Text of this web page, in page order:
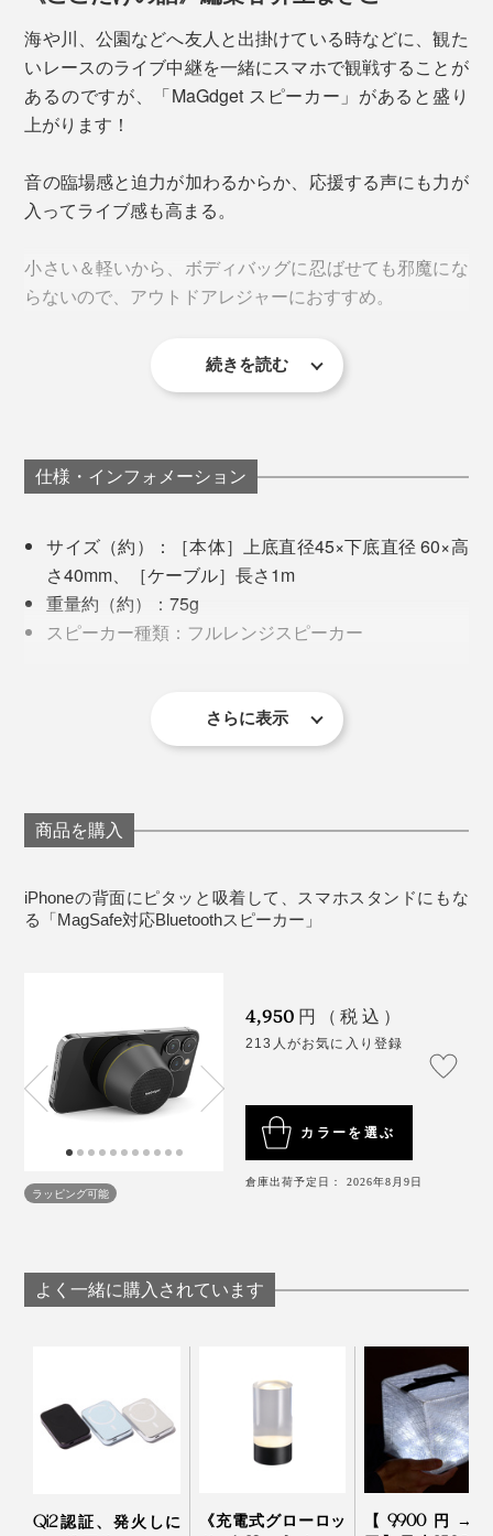
集いの場や、その空間をBGMで盛り上げたい時に。出
張や旅先のホテルで音楽を流したい、動画を観たい時
に。
ち運べます。
おすすめの使い方は、2台を同時に接続する「ステレオ
TWS（True Wireless Stereo）機能の搭載で、1台の端末
音が左右に振り分けられ、音に立体感が生まれ包まれて
配線も必要ないので、磁力のある場所であれば高い位置
お持ちのスマートフォンに「MagSafe」機能が搭載され
付属の「サポートプレート」を貼り付ければ、MagSafe
非対応の機器（iPhone8以降や各種スマートフォン）で
も使用可能です。
［Bluetoothのバージョンごとのアップデート内容］
・Ver 5.0／Ver.4.0に比べて、データ転送速度が約2倍、
通信範囲が約4倍に向上
・Ver 5.2／LE Audio規格を追加
・Ver 5.3／消費電力の節減
ライン会議のスピーカーとしても活躍。
接続中に着信があっても、電話の応答と通話の終了は電
（※）iPhoneでの通話応答とLINEの通話応答は実証済み。接続しているス
操作ボタンはひとつだけという、至極シンプルな仕様で
・電源ON・OFF／長押し3秒
・再生・一時停止／ワンクリック
・着信応答・終了／ワンクリック
海や川、公園などへ友人と出掛けている時などに、観た
いレースのライブ中継を一緒にスマホで観戦することが
あるのですが、「MaGdget スピーカー」があると盛り
上がります！
音の臨場感と迫力が加わるからか、応援する声にも力が
入ってライブ感も高まる。
小さい＆軽いから、ボディバッグに忍ばせても邪魔にな
らないので、アウトドアレジャーにおすすめ。
ホテルに宿泊する際、スマホで動画視聴する時にもめち
スマホから離してスピーカーとして楽しむなら、断然2
台同時に接続する「ステレオ再生」が心地いいです。
在宅ワーク中に使っているデスクの脚が平たいスチール
製なので、左右の脚にそれぞれくっつけてBGMやラジ
オを流せば……デスクがスピーカー化しちゃう！
特にラジオは、側で話されているような感覚になるので
とても快適です。
続きを読む
仕様・インフォメーション
サイズ（約）：［本体］上底直径45×下底直径 60×高
さ40mm、［ケーブル］長さ1m
重量約（約）：75g
スピーカー種類：フルレンジスピーカー
バッテリー容量：400mAh
入力ポート：USB Type-C
最大出力：5W
定格電圧電流：DC5V/500mA
動作温度：0~30°C
対応プロファイル：A2DC、AVRCP、HFP
再生周波数帯域=100Hz-18kHz
使用周波数帯=2.402~2.480GHz
スピーカーユニット=40mm
インピーダンス=4Ω
SN 比=>85dB
ディストーションひずみ率：<0.5%
保護機能=過充電保護、過放電保護、過電圧保護、過
流：DC9V/2.2A、出力:20W、出カポート：USB
素材：［スピーカー本体］ABS、ネオジム磁石、シ
リコーンゴム、アルミ、鉄、［サポートプレート］
鉄、両面テープ、［スタンドプレート］PU レザー、
鉄、3M 強力粘着シール
Q：Bluetooth 接続以外で音楽を再生できますか？
A：本製品は、スマートフォンやタブレット、パソコン
さらに表示
商品を購入
iPhoneの背面にピタッと吸着して、スマホスタンドにもな
る「MagSafe対応Bluetoothスピーカー」
ラッピング可能
4,950 円（税込）
213人がお気に入り登録
カラーを選ぶ
倉庫出荷予定日： 2026年8月9日
よく一緒に購入されています
Qi2認証、発火しに
《充電式グローロッ
【9,900円